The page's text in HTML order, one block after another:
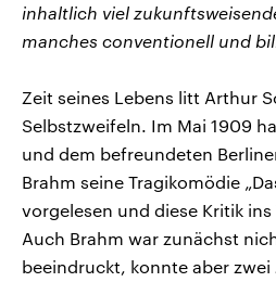
inhaltlich viel
manches conventionell und
Zeit seines Lebens litt Arthur
Selbstzweifeln. Im Mai 1909
und dem befreundeten
Brahm seine Tragikomödie
vorgelesen und diese Kritik
Auch Brahm war zunächst
beeindruckt, konnte aber zwei